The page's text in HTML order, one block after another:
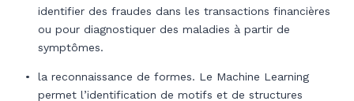
identifier des fraudes dans les transactions financières
ou pour diagnostiquer des maladies à partir de
symptômes.
la reconnaissance de formes. Le Machine Learning
permet l’identification de motifs et de structures